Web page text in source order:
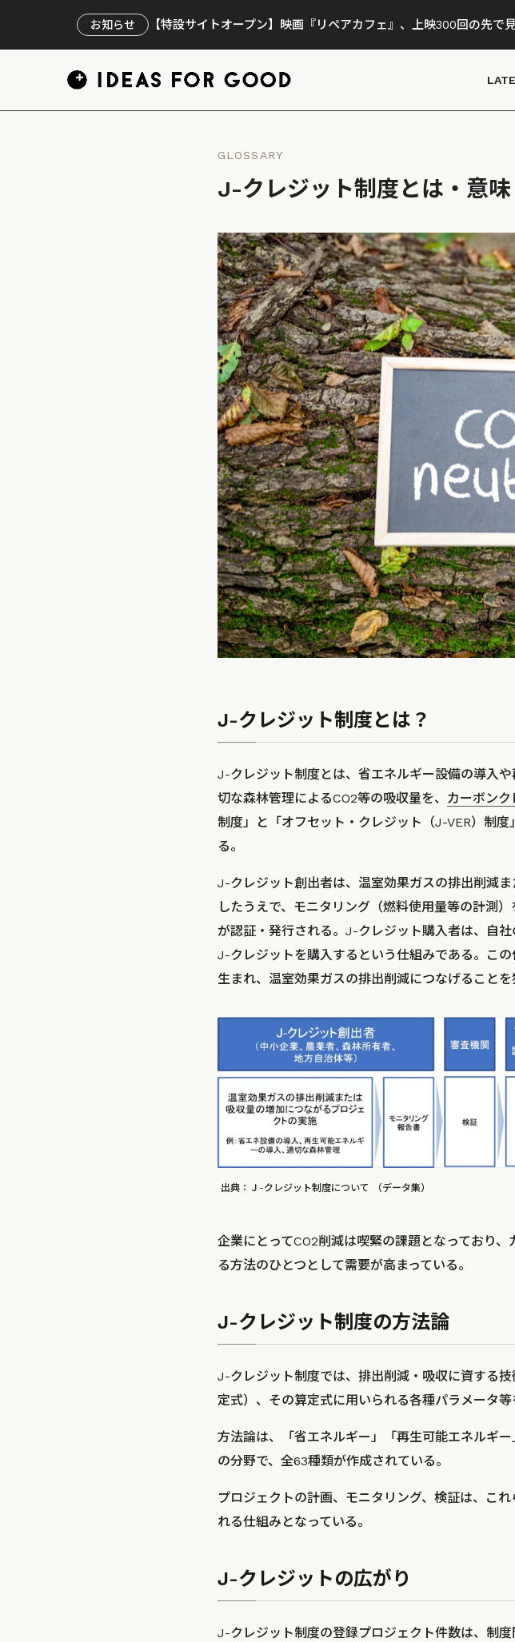
お知らせ 【特設サイトオープン】映画『リペアカフェ』、上映300回の先で
GLOSSARY
J-クレジット制度とは・意味
J-クレジット制度とは？
J-クレジット制度とは、省エネルギー設備の導入
切な森林管理によるCO2等の吸収量を、 カーボンク
制度」と「オフセット・クレジット（J-VER）制
る。
J-クレジット創出者は、温室効果ガスの排出削減
したうえで、モニタリング（燃料使用量等の計測
が認証・発行される。J-クレジット購入者は、自
J-クレジットを購入するという仕組みである。こ
生まれ、温室効果ガスの排出削減につなげることを
出典：Ｊ-クレジット制度について （データ集）
企業にとってCO2削減は喫緊の課題となっており
る方法のひとつとして需要が高まっている。
J-クレジット制度の方法論
J-クレジット制度では、排出削減・吸収に資する
定式）、その算定式に用いられる各種パラメータ
方法論は、「省エネルギー」「再生可能エネルギ
の分野で、全63種類が作成されている。
プロジェクトの計画、モニタリング、検証は、こ
れる仕組みとなっている。
J-クレジットの広がり
J-クレジット制度の登録プロジェクト件数は、制